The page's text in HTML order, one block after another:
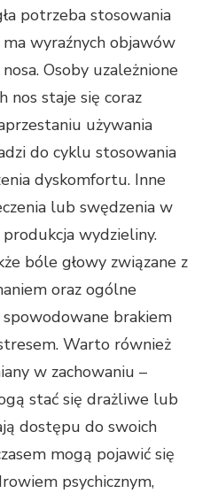
potrzeba stosowania
wyraźnych objawów
Osoby uzależnione
nos staje się coraz
używania
do cyklu stosowania
dyskomfortu. Inne
lub swędzenia w
wydzieliny.
bóle głowy związane z
oraz ogólne
spowodowane brakiem
Warto również
w zachowaniu –
stać się drażliwe lub
dostępu do swoich
mogą pojawić się
psychicznym,